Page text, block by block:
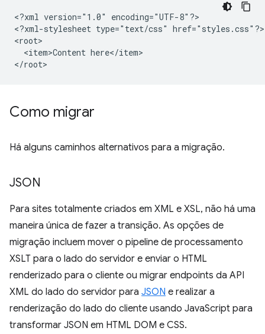
<?xml version="1.0"
encoding="UTF-8"?>
<?xml-stylesheet type="text/css" href="styles.css"?>
<item>Content here</item>
Como migrar
Há alguns caminhos alternativos para a migração.
JSON
Para sites totalmente criados em XML e XSL, não há uma
maneira única de fazer a transição. As opções de
migração incluem mover o pipeline de processamento
XSLT para o lado do servidor e enviar o HTML
renderizado para o cliente ou migrar endpoints da API
XML do lado do servidor para JSON e realizar a
renderização do lado do cliente usando JavaScript para
transformar JSON em HTML DOM e CSS.